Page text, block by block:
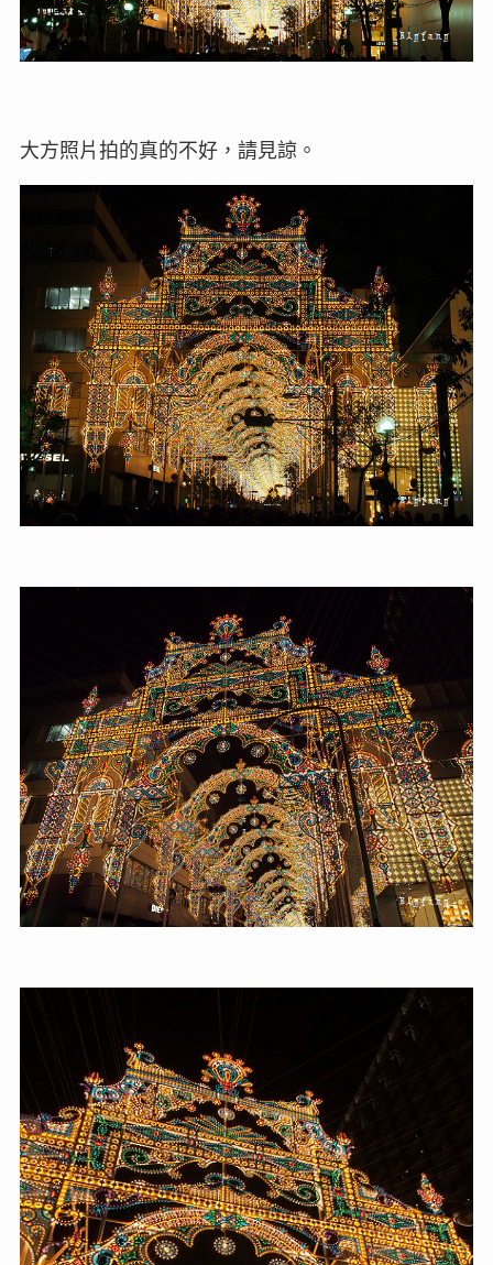
大方照片拍的真的不好，請見諒。